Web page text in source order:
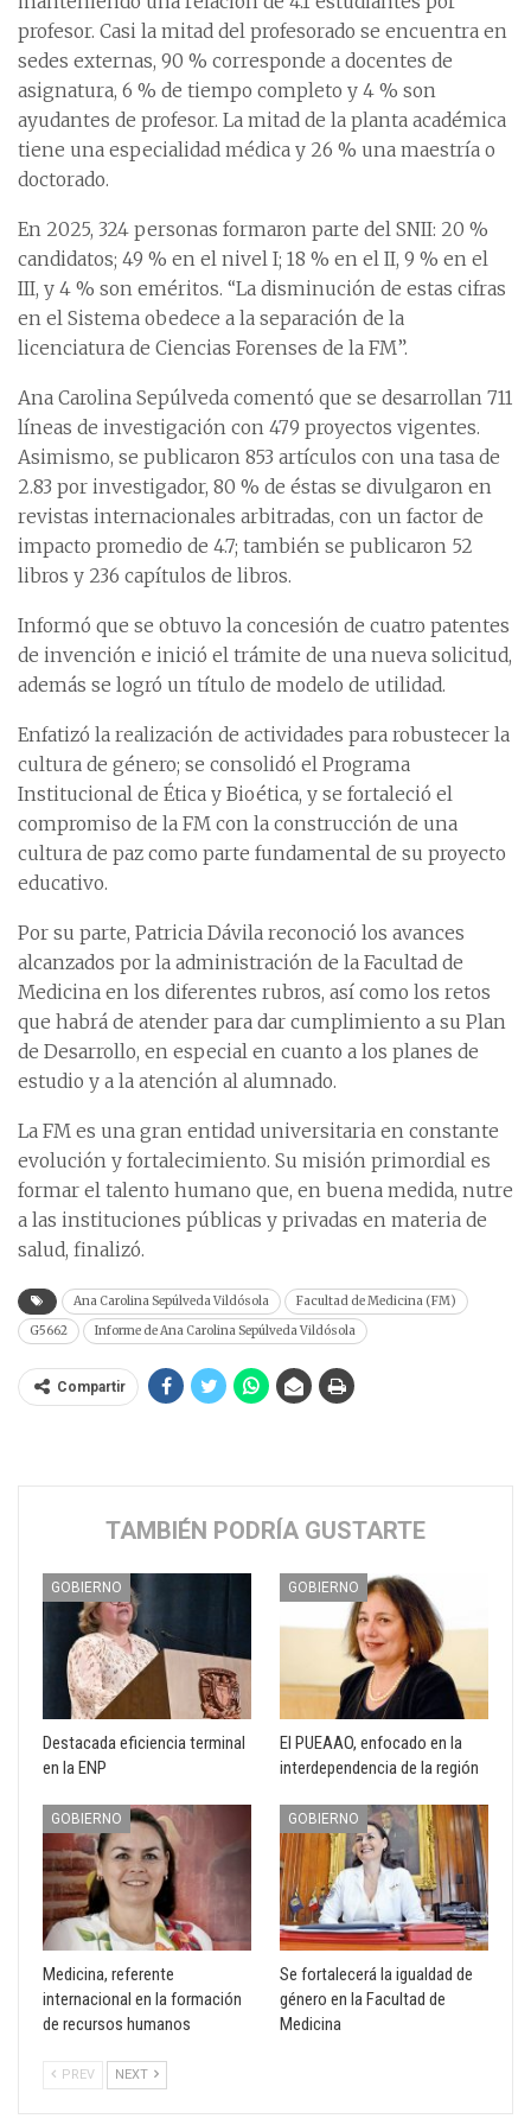
profesor. Casi la mitad del profesorado se encuentra en
sedes externas, 90 % corresponde a docentes de
asignatura, 6 % de tiempo completo y 4 % son
ayudantes de profesor. La mitad de la planta académica
tiene una especialidad médica y 26 % una maestría o
doctorado.
En 2025, 324 personas formaron parte del SNII: 20 %
candidatos; 49 % en el nivel I; 18 % en el II, 9 % en el
III, y 4 % son eméritos. “La disminución de estas cifras
en el Sistema obedece a la separación de la
licenciatura de Ciencias Forenses de la FM”.
Ana Carolina Sepúlveda comentó que se desarrollan 711
líneas de investigación con 479 proyectos vigentes.
Asimismo, se publicaron 853 artículos con una tasa de
2.83 por investigador, 80 % de éstas se divulgaron en
revistas internacionales arbitradas, con un factor de
impacto promedio de 4.7; también se publicaron 52
libros y 236 capítulos de libros.
Informó que se obtuvo la concesión de cuatro patentes
de invención e inició el trámite de una nueva solicitud,
además se logró un título de modelo de utilidad.
Enfatizó la realización de actividades para robustecer la
cultura de género; se consolidó el Programa
Institucional de Ética y Bioética, y se fortaleció el
compromiso de la FM con la construcción de una
cultura de paz como parte fundamental de su proyecto
educativo.
Por su parte, Patricia Dávila reconoció los avances
alcanzados por la administración de la Facultad de
Medicina en los diferentes rubros, así como los retos
que habrá de atender para dar cumplimiento a su Plan
de Desarrollo, en especial en cuanto a los planes de
estudio y a la atención al alumnado.
La FM es una gran entidad universitaria en constante
evolución y fortalecimiento. Su misión primordial es
formar el talento humano que, en buena medida, nutre
a las instituciones públicas y privadas en materia de
salud, finalizó.
Ana Carolina Sepúlveda Vildósola
Facultad de Medicina (FM)
G5662
Informe de Ana Carolina Sepúlveda Vildósola
Compartir
TAMBIÉN PODRÍA GUSTARTE
GOBIERNO
Destacada eficiencia terminal
en la ENP
GOBIERNO
El PUEAAO, enfocado en la
interdependencia de la región
GOBIERNO
Medicina, referente
internacional en la formación
de recursos humanos
GOBIERNO
Se fortalecerá la igualdad de
género en la Facultad de
Medicina
PREV NEXT